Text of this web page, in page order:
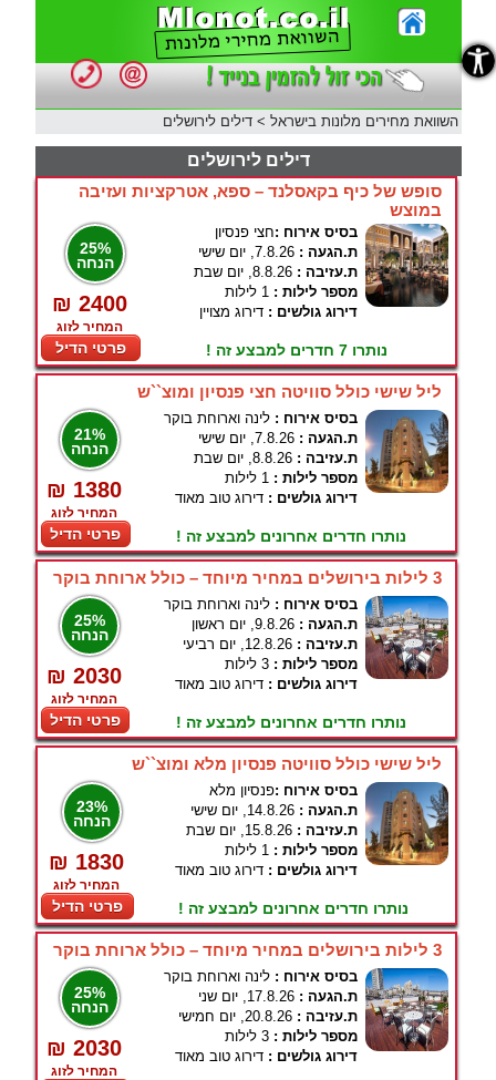
השוואת מחירים מלונות בישראל > דילים לירושלים
דילים לירושלים
סופש של כיף בקאסלנד – ספא, אטרקציות ועזיבה
במוצש
25%
הנחה
₪ 2400
המחיר לזוג
פרטי הדיל
בסיס אירוח :חצי פנסיון
ת.הגעה : 7.8.26, יום שישי
ת.עזיבה : 8.8.26, יום שבת
מספר לילות : 1 לילות
דירוג גולשים : דירוג מצויין
נותרו 7 חדרים למבצע זה !
ליל שישי כולל סוויטה חצי פנסיון ומוצ``ש
21%
הנחה
₪ 1380
המחיר לזוג
פרטי הדיל
בסיס אירוח : לינה וארוחת בוקר
ת.הגעה : 7.8.26, יום שישי
ת.עזיבה : 8.8.26, יום שבת
מספר לילות : 1 לילות
דירוג גולשים : דירוג טוב מאוד
נותרו חדרים אחרונים למבצע זה !
3 לילות בירושלים במחיר מיוחד – כולל ארוחת בוקר
25%
הנחה
₪ 2030
המחיר לזוג
פרטי הדיל
בסיס אירוח : לינה וארוחת בוקר
ת.הגעה : 9.8.26, יום ראשון
ת.עזיבה : 12.8.26, יום רביעי
מספר לילות : 3 לילות
דירוג גולשים : דירוג טוב מאוד
נותרו חדרים אחרונים למבצע זה !
ליל שישי כולל סוויטה פנסיון מלא ומוצ``ש
23%
הנחה
₪ 1830
המחיר לזוג
פרטי הדיל
בסיס אירוח :פנסיון מלא
ת.הגעה : 14.8.26, יום שישי
ת.עזיבה : 15.8.26, יום שבת
מספר לילות : 1 לילות
דירוג גולשים : דירוג טוב מאוד
נותרו חדרים אחרונים למבצע זה !
3 לילות בירושלים במחיר מיוחד – כולל ארוחת בוקר
25%
הנחה
₪ 2030
המחיר לזוג
בסיס אירוח : לינה וארוחת בוקר
ת.הגעה : 17.8.26, יום שני
ת.עזיבה : 20.8.26, יום חמישי
מספר לילות : 3 לילות
דירוג גולשים : דירוג טוב מאוד
נגישות